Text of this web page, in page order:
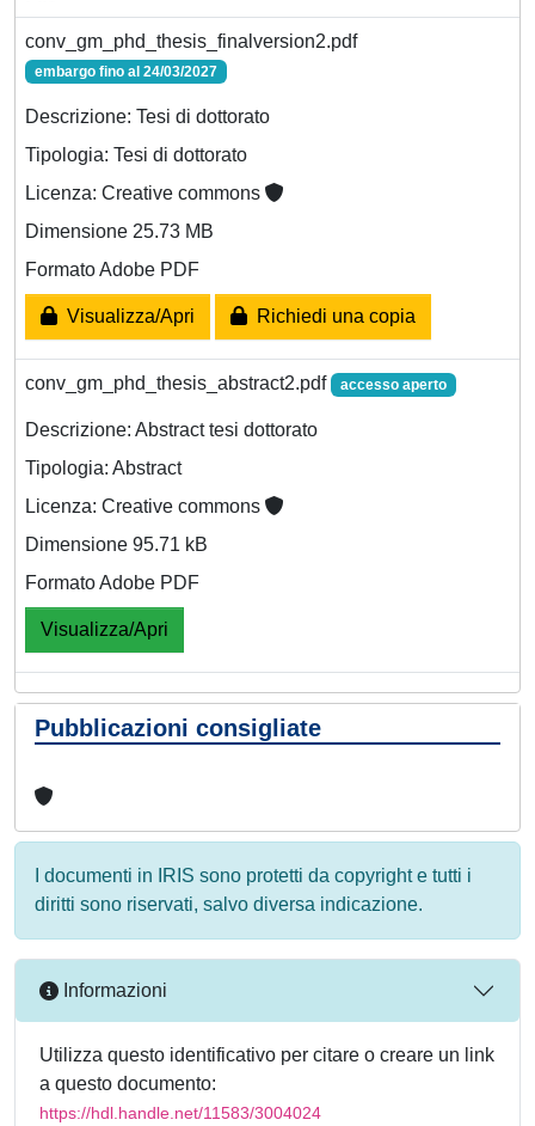
conv_gm_phd_thesis_finalversion2.pdf
embargo fino al 24/03/2027
Descrizione: Tesi di dottorato
Tipologia: Tesi di dottorato
Licenza: Creative commons
Dimensione 25.73 MB
Formato Adobe PDF
Visualizza/Apri Richiedi una copia
conv_gm_phd_thesis_abstract2.pdf accesso aperto
Descrizione: Abstract tesi dottorato
Tipologia: Abstract
Licenza: Creative commons
Dimensione 95.71 kB
Formato Adobe PDF
Visualizza/Apri
Pubblicazioni consigliate
I documenti in IRIS sono protetti da copyright e tutti i
diritti sono riservati, salvo diversa indicazione.
Informazioni
Utilizza questo identificativo per citare o creare un link
a questo documento:
https://hdl.handle.net/11583/3004024